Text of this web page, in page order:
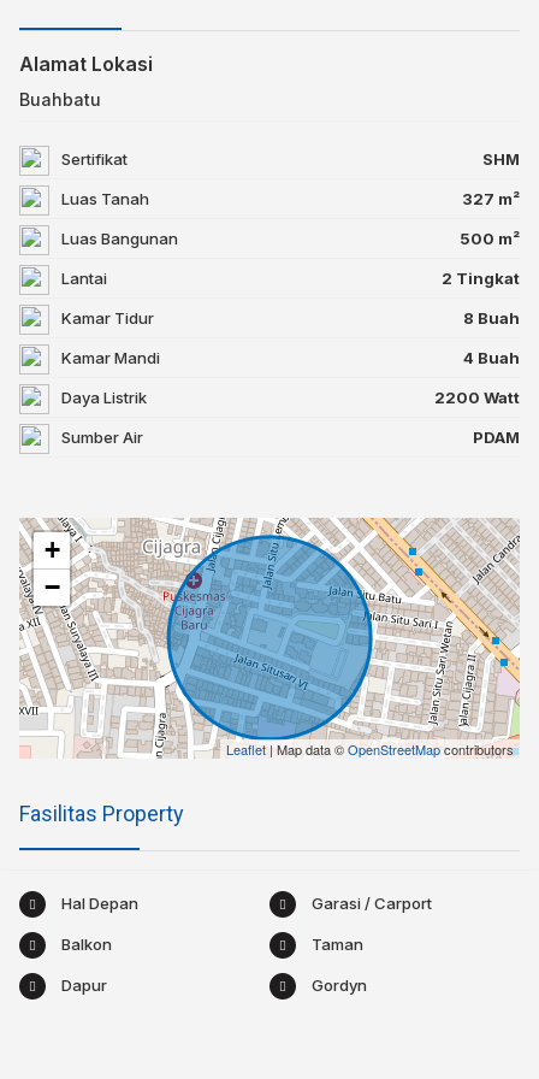
Alamat Lokasi
Buahbatu
Sertifikat SHM
Luas Tanah 327 m²
Luas Bangunan 500 m²
Lantai 2 Tingkat
Kamar Tidur 8 Buah
Kamar Mandi 4 Buah
Daya Listrik 2200 Watt
Sumber Air PDAM
+
−
Leaflet | Map data ©OpenStreetMapcontributors
Fasilitas Property
Hal Depan Garasi / Carport
Balkon Taman
Dapur Gordyn